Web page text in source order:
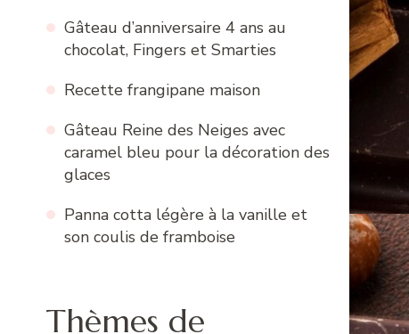
Gâteau d’anniversaire 4 ans au
chocolat, Fingers et Smarties
Recette frangipane maison
Gâteau Reine des Neiges avec
caramel bleu pour la décoration des
glaces
Panna cotta légère à la vanille et
son coulis de framboise
Thèmes de